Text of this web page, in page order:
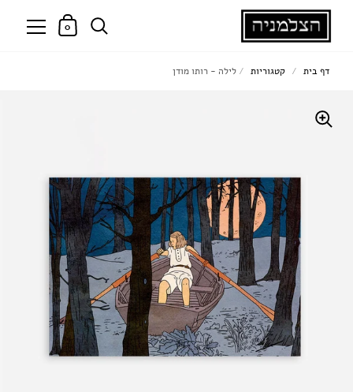
0
דף בית / קטגוריות / לילה - רותו מודן